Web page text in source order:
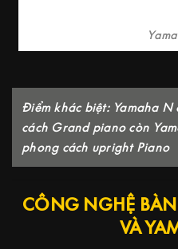
Điểm khác biệt: Yamaha
cách Grand piano còn
phong cách upright Piano
CÔNG NGHỆ
VÀ